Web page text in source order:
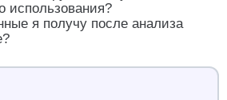
внешних ссылок, особенно
проверить: не размещены ли
партнёрские блоки
(спам-ссылки, вставленные в
использования?
я получу после анализа